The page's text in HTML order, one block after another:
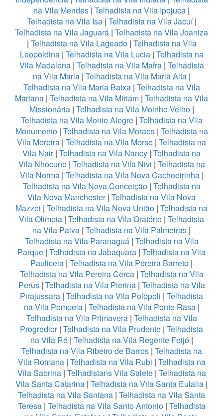
na Vila Mendes | Telhadista na Vila Ipojuca |
Telhadista na Vila Isa| Telhadista na Vila Jacuí|
Telhadista na Vila Jaguará | Telhadista na Vila Joaniza
| Telhadista na Vila Lageado| Telhadista na Vila
Leopoldina| Telhadista na Vila Lucia| Telhadista na
Vila Madalena| Telhadista na Vila Mafra | Telhadista
na Vila Maria| Telhadista na Vila Maria Alta|
Telhadista na Vila Maria Baixa| Telhadista na Vila
Mariana | Telhadista na Vila Miriam | Telhadista na Vila
Missionária| Telhadista na Vila Moinho Velho|
Telhadista na Vila Monte Alegre| Telhadista na Vila
Monumento| Telhadista na Vila Moraes| Telhadista na
Vila Moreira | Telhadista na Vila Morse | Telhadista na
Vila Nair| Telhadista na Vila Nancy | Telhadista na
Vila Nhocune| Telhadista na Vila Nivi | Telhadista na
Vila Norma| Telhadista na Vila Nova Cachoeirinha|
Telhadista na Vila Nova Conceição| Telhadista na
Vila Nova Manchester| Telhadista na Vila Nova
Mazzei | Telhadista na Vila Nova União | Telhadista na
Vila Olimpia | Telhadista na Vila Oratório | Telhadista
na Vila Paiva | Telhadista na Vila Palmeiras |
Telhadista na Vila Paranaguá| Telhadista na Vila
Parque | Telhadista na Jabaquara | Telhadista na Vila
Pauliceia | Telhadista na Vila Pereira Barreto |
Telhadista na Vila Pereira Cerca| Telhadista na Vila
Perus| Telhadista na Vila Pierina| Telhadista na Vila
Pirajussara | Telhadista na Vila Polopoli | Telhadista
na Vila Pompeia| Telhadista na Vila Ponte Rasa|
Telhadista na Vila Primavera| Telhadista na Vila
Progredior| Telhadista na Vila Prudente | Telhadista
na Vila Ré| Telhadista na Vila Regente Feijó|
Telhadista na Vila Ribeiro de Barros| Telhadista na
Vila Romana| Telhadista na Vila Rubi | Telhadista na
Vila Sabrina| Telhadistans Vila Salete| Telhadista na
Vila Santa Catarina | Telhadista na Vila Santa Eulalia |
Telhadista na Vila Santana | Telhadista na Vila Santa
Teresa| Telhadista na Vila Santo Antonio| Telhadista